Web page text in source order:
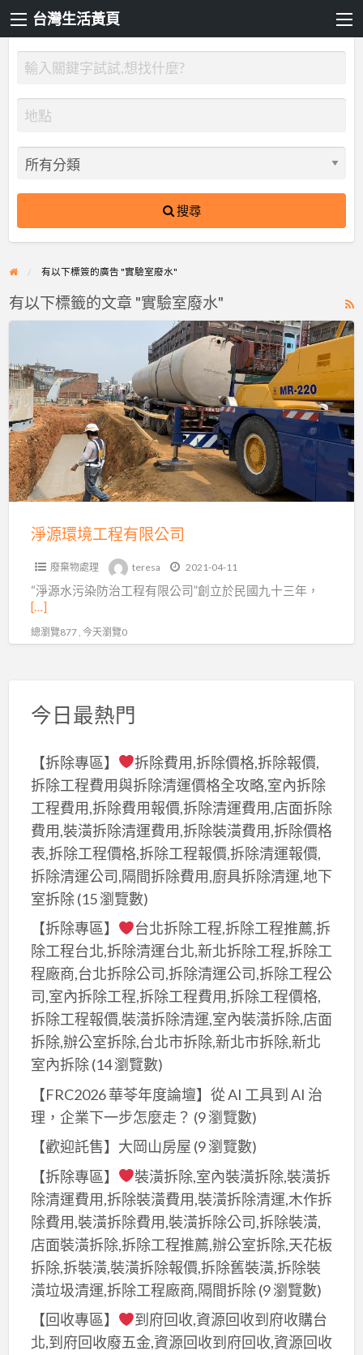
台灣生活黃頁
搜尋
有以下標簽的廣告 "實驗室廢水"
有以下標籤的文章 "實驗室廢水"
環
境
工
程
有
限
公
淨源環境工程有限公司
廢棄物處理 teresa 2021-04-11
“淨源水污染防治工程有限公司”創立於民國九十三年，
[…]
總瀏覽877 , 今天瀏覽0
今日最熱門
【拆除專區】
拆除費用,拆除價格,拆除報價,
拆除工程費用與拆除清運價格全攻略,室內拆除
工程費用,拆除費用報價,拆除清運費用,店面拆除
費用,裝潢拆除清運費用,拆除裝潢費用,拆除價格
表,拆除工程價格,拆除工程報價,拆除清運報價,
拆除清運公司,隔間拆除費用,廚具拆除清運,地下
室拆除(15 瀏覽數)
【拆除專區】
台北拆除工程,拆除工程推薦,拆
除工程台北,拆除清運台北,新北拆除工程,拆除工
程廠商,台北拆除公司,拆除清運公司,拆除工程公
司,室內拆除工程,拆除工程費用,拆除工程價格,
拆除工程報價,裝潢拆除清運,室內裝潢拆除,店面
拆除,辦公室拆除,台北市拆除,新北市拆除,新北
室內拆除(14 瀏覽數)
【FRC2026 華苓年度論壇】從 AI 工具到 AI 治
理，企業下一步怎麼走？ (9 瀏覽數)
【歡迎託售】大岡山房屋 (9 瀏覽數)
【拆除專區】
裝潢拆除,室內裝潢拆除,裝潢拆
除清運費用,拆除裝潢費用,裝潢拆除清運,木作拆
除費用,裝潢拆除費用,裝潢拆除公司,拆除裝潢,
店面裝潢拆除,拆除工程推薦,辦公室拆除,天花板
拆除,拆裝潢,裝潢拆除報價,拆除舊裝潢,拆除裝
潢垃圾清運,拆除工程廠商,隔間拆除(9 瀏覽數)
【回收專區】
到府回收,資源回收到府收購台
北,到府回收廢五金,資源回收到府回收,資源回收